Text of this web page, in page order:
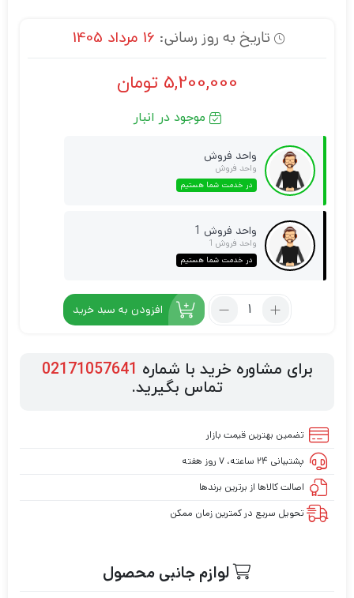
تاریخ به روز رسانی: 16 مرداد 1405
5,200,000 تومان
موجود در انبار
واحد فروش
واحد فروش
در خدمت شما هستیم
واحد فروش 1
واحد فروش 1
در خدمت شما هستیم
افزودن به سبد خرید
برای مشاوره خرید با شماره 02171057641
تماس بگیرید.
تضمین بهترین قیمت بازار
پشتیبانی ۲۴ ساعته، ۷ روز هفته
اصالت کالاها از برترین برندها
تحویل سریع در کمترین زمان ممکن
لوازم جانبی محصول